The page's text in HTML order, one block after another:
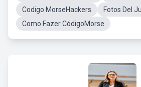
Codigo MorseHackers
Fotos Del
Como Fazer CódigoMorse